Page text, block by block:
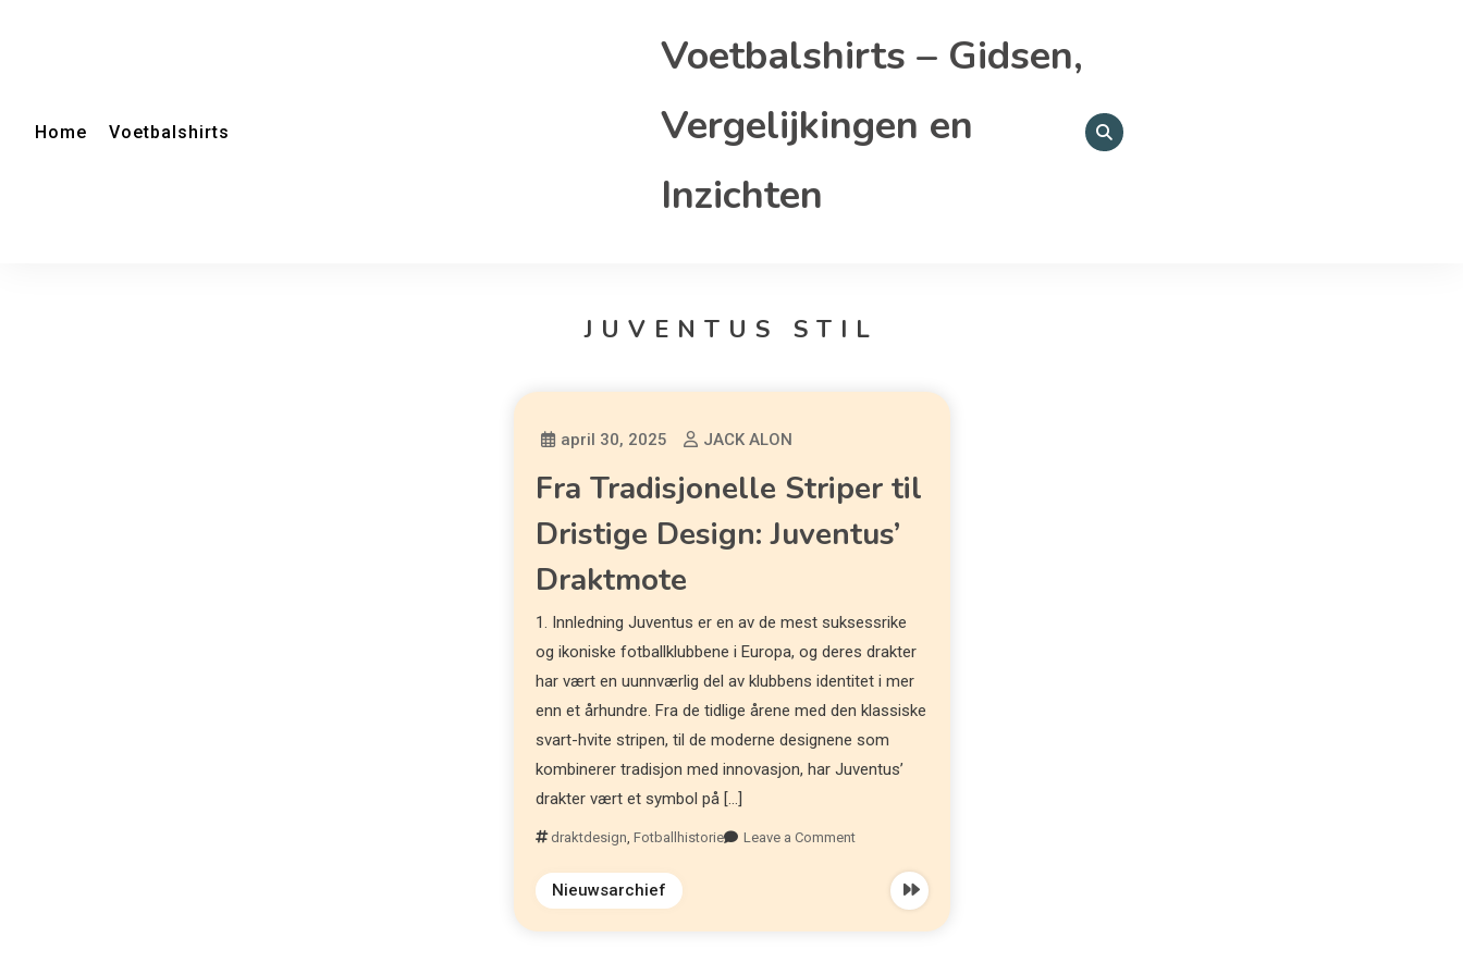
Home Voetbalshirts
Voetbalshirts – Gidsen,
Vergelijkingen en
Inzichten
JUVENTUS STIL
april 30, 2025 JACK ALON
Fra Tradisjonelle Striper til
Dristige Design: Juventus’
Draktmote
1. Innledning Juventus er en av de mest suksessrike
og ikoniske fotballklubbene i Europa, og deres drakter
har vært en uunnværlig del av klubbens identitet i mer
enn et århundre. Fra de tidlige årene med den klassiske
svart-hvite stripen, til de moderne designene som
kombinerer tradisjon med innovasjon, har Juventus’
drakter vært et symbol på […]
draktdesign Fotballhistorie Leave a Comment
Nieuwsarchief